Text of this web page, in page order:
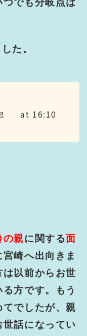
でも分岐点は
た。
at 16:10
の親に関する面
宮崎へ出向きま
は以前からお世
方です。もう
てでしたが、親
世話になってい